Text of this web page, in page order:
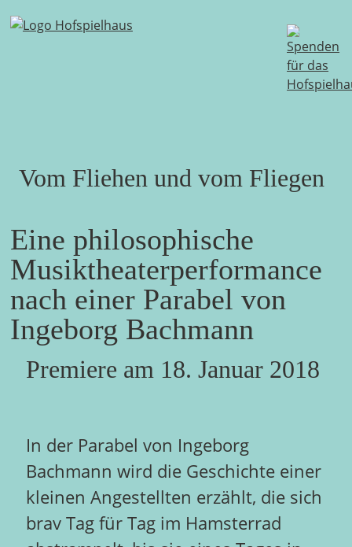
to
Vom Fliehen und vom Fliegen
Eine philosophische
Musiktheaterperformance
nach einer Parabel von
Ingeborg Bachmann
Premiere am 18. Januar 2018
In der Parabel von Ingeborg
Bachmann wird die Geschichte einer
kleinen Angestellten erzählt, die sich
brav Tag für Tag im Hamsterrad